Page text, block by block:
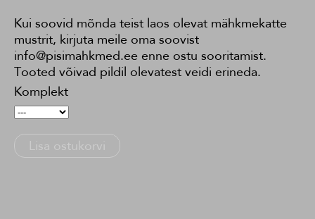
Kui soovid mõnda teist laos olevat mähkmekatte
mustrit, kirjuta meile oma soovist
info@pisimahkmed.ee enne ostu sooritamist.
Tooted võivad pildil olevatest veidi erineda.
Komplekt
Lisa ostukorvi